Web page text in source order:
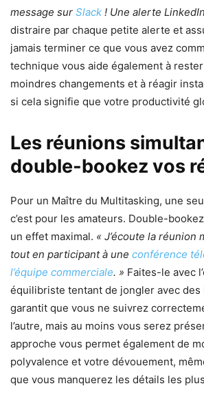
message sur Slack ! Une alerte
distraire par chaque petite alerte et
jamais terminer ce que vous avez
technique vous aide également à
moindres changements et à réagir
si cela signifie que votre productivité
Les réunions
double-bookez vos
Pour un Maître du Multitasking, une
c’est pour les amateurs. Double-
un effet maximal. « J’écoute la réunion
tout en participant à une conférence
l’équipe commerciale. » Faites-le avec
équilibriste tentant de jongler avec des
garantit que vous ne suivrez
l’autre, mais au moins vous serez
approche vous permet également de
polyvalence et votre dévouement,
que vous manquerez les détails les